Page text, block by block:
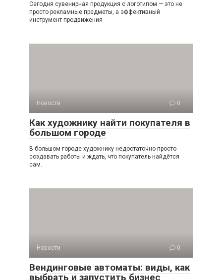
Сегодня сувенирная продукция с логотипом — это не
просто рекламные предметы, а эффективный
инструмент продвижения
Новости 0
Как художнику найти покупателя в
большом городе
В большом городе художнику недостаточно просто
создавать работы и ждать, что покупатель найдётся
сам.
Новости 0
Вендинговые автоматы: виды, как
выбрать и запустить бизнес